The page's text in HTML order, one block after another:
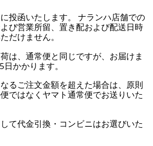
投函いたします。 ナランハ店舗での
び営業所留、置き配および配送日時
だけません。
は、通常便と同じですが、お届けま
かかります。
るご注文金額を超えた場合は、原則
ではなくヤマト通常便でお送りいた
て代金引換・コンビニはお選びいた